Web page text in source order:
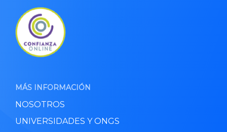
MÁS INFORMACIÓN
NOSOTROS
UNIVERSIDADES Y ONGS